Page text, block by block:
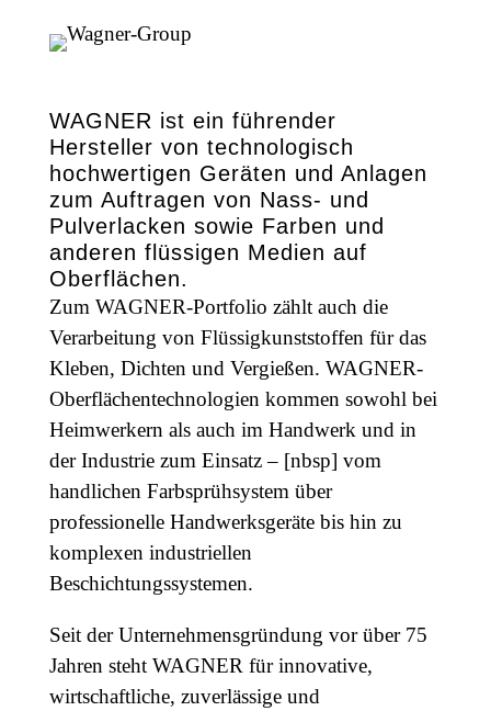
WAGNER ist ein führender
Hersteller von technologisch
hochwertigen Geräten und Anlagen
zum Auftragen von Nass- und
Pulverlacken sowie Farben und
anderen flüssigen Medien auf
Oberflächen.
Zum WAGNER-Portfolio zählt auch die
Verarbeitung von Flüssigkunststoffen für das
Kleben, Dichten und Vergießen. WAGNER-
Oberflächentechnologien kommen sowohl bei
Heimwerkern als auch im Handwerk und in
der Industrie zum Einsatz – [nbsp] vom
handlichen Farbsprühsystem über
professionelle Handwerksgeräte bis hin zu
komplexen industriellen
Beschichtungssystemen.
Seit der Unternehmensgründung vor über 75
Jahren steht WAGNER für innovative,
wirtschaftliche, zuverlässige und